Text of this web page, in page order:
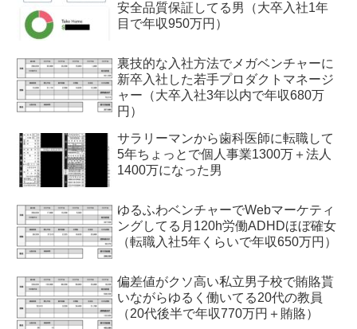
安全品質保証してる男（大卒入社1年
目で年収950万円）
裏技的な入社方法でメガベンチャーに
新卒入社した若手プロダクトマネージ
ャー（大卒入社3年以内で年収680万
円）
サラリーマンから歯科医師に転職して
5年ちょっとで個人事業1300万＋法人
1400万になった男
ゆるふわベンチャーでWebマーケティ
ングしてる月120h労働ADHDほぼ確女
（転職入社5年くらいで年収650万円）
偏差値がクソ高い私立男子校で賄賂貰
いながらゆるく働いてる20代の教員
（20代後半で年収770万円＋賄賂）